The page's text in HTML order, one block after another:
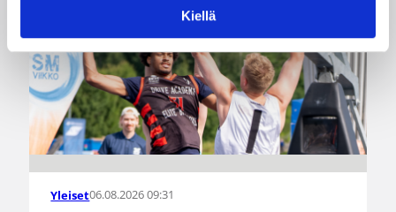
Kiellä
Yleiset06.08.2026 09:31